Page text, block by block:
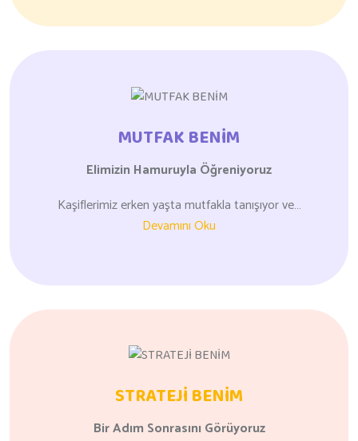
MUTFAK BENİM
Elimizin Hamuruyla Öğreniyoruz
Kaşiflerimiz erken yaşta mutfakla tanışıyor ve…
Devamını Oku
STRATEJİ BENİM
Bir Adım Sonrasını Görüyoruz